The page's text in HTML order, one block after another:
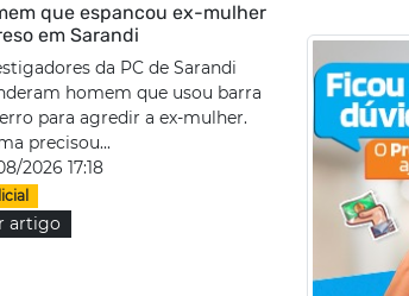
que espancou ex-mulher
em Sarandi
da PC de Sarandi
homem que usou barra
para agredir a ex-mulher.
precisou...
2026 17:18
artigo